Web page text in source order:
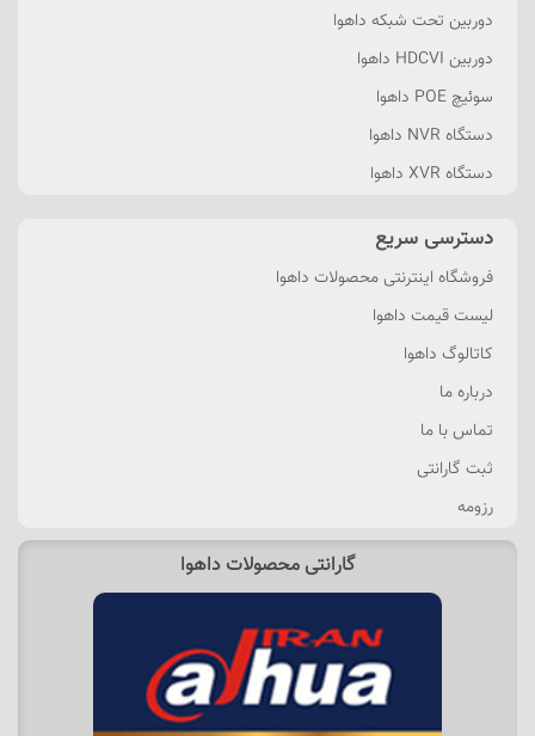
دوربین تحت شبکه داهوا
دوربین HDCVI داهوا
سوئیچ POE داهوا
دستگاه NVR داهوا
دستگاه XVR داهوا
دسترسی سریع
فروشگاه اینترنتی محصولات داهوا
لیست قیمت داهوا
کاتالوگ داهوا
درباره ما
تماس با ما
ثبت گارانتی
رزومه
گارانتی محصولات داهوا